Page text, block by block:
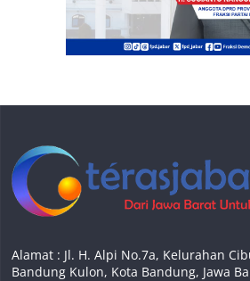
Alamat : Jl. H. Alpi No.7a, Kelurahan
Bandung Kulon, Kota Bandung, Jawa